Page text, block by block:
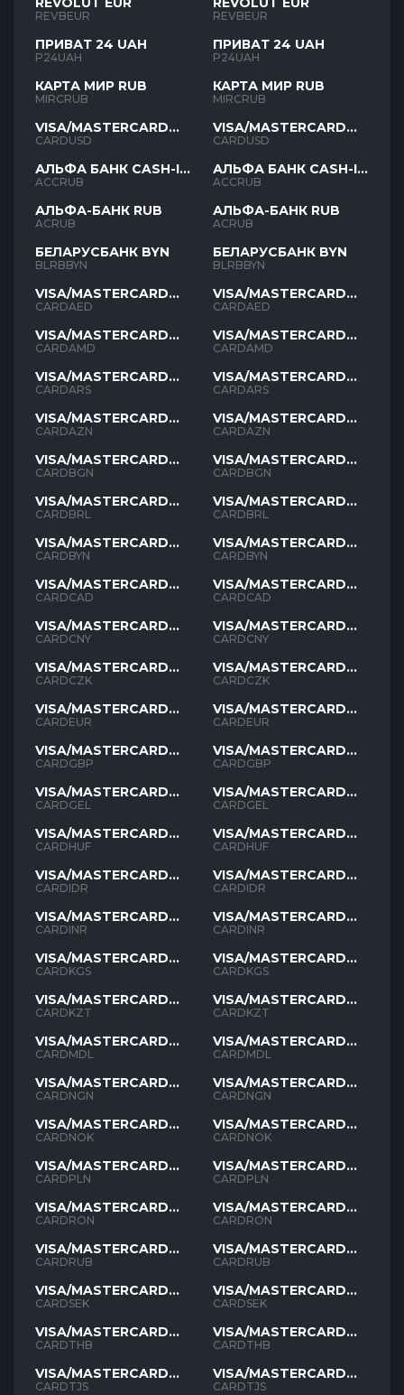
REVBEUR
ПРИВАТ 24 UAH
P24UAH
КАРТА МИР RUB
MIRCRUB
VISA/MASTERCARD
USD
CARDUSD
АЛЬФА БАНК CASH-IN
RUB
ACCRUB
АЛЬФА-БАНК RUB
ACRUB
БЕЛАРУСБАНК BYN
BLRBBYN
VISA/MASTERCARD
AED
CARDAED
VISA/MASTERCARD
AMD
CARDAMD
VISA/MASTERCARD
ARS
CARDARS
VISA/MASTERCARD
AZN
CARDAZN
VISA/MASTERCARD
BGN
CARDBGN
VISA/MASTERCARD
BRL
CARDBRL
VISA/MASTERCARD
BYN
CARDBYN
VISA/MASTERCARD
CAD
CARDCAD
VISA/MASTERCARD
CNY
CARDCNY
VISA/MASTERCARD
CZK
CARDCZK
VISA/MASTERCARD
EUR
CARDEUR
VISA/MASTERCARD
GBP
CARDGBP
VISA/MASTERCARD
GEL
CARDGEL
VISA/MASTERCARD
HUF
CARDHUF
VISA/MASTERCARD
IDR
CARDIDR
VISA/MASTERCARD
INR
CARDINR
VISA/MASTERCARD
KGS
CARDKGS
VISA/MASTERCARD
KZT
CARDKZT
VISA/MASTERCARD
MDL
CARDMDL
VISA/MASTERCARD
NGN
CARDNGN
VISA/MASTERCARD
NOK
CARDNOK
VISA/MASTERCARD
PLN
CARDPLN
VISA/MASTERCARD
RON
CARDRON
VISA/MASTERCARD
RUB
CARDRUB
VISA/MASTERCARD
SEK
CARDSEK
VISA/MASTERCARD
THB
CARDTHB
VISA/MASTERCARD
TJS
CARDTJS
REVBEUR
ПРИВАТ 24 UAH
P24UAH
КАРТА МИР RUB
MIRCRUB
VISA/MASTERCARD
USD
CARDUSD
АЛЬФА БАНК CASH-IN
RUB
ACCRUB
АЛЬФА-БАНК RUB
ACRUB
БЕЛАРУСБАНК BYN
BLRBBYN
VISA/MASTERCARD
AED
CARDAED
VISA/MASTERCARD
AMD
CARDAMD
VISA/MASTERCARD
ARS
CARDARS
VISA/MASTERCARD
AZN
CARDAZN
VISA/MASTERCARD
BGN
CARDBGN
VISA/MASTERCARD
BRL
CARDBRL
VISA/MASTERCARD
BYN
CARDBYN
VISA/MASTERCARD
CAD
CARDCAD
VISA/MASTERCARD
CNY
CARDCNY
VISA/MASTERCARD
CZK
CARDCZK
VISA/MASTERCARD
EUR
CARDEUR
VISA/MASTERCARD
GBP
CARDGBP
VISA/MASTERCARD
GEL
CARDGEL
VISA/MASTERCARD
HUF
CARDHUF
VISA/MASTERCARD
IDR
CARDIDR
VISA/MASTERCARD
INR
CARDINR
VISA/MASTERCARD
KGS
CARDKGS
VISA/MASTERCARD
KZT
CARDKZT
VISA/MASTERCARD
MDL
CARDMDL
VISA/MASTERCARD
NGN
CARDNGN
VISA/MASTERCARD
NOK
CARDNOK
VISA/MASTERCARD
PLN
CARDPLN
VISA/MASTERCARD
RON
CARDRON
VISA/MASTERCARD
RUB
CARDRUB
VISA/MASTERCARD
SEK
CARDSEK
VISA/MASTERCARD
THB
CARDTHB
VISA/MASTERCARD
TJS
CARDTJS